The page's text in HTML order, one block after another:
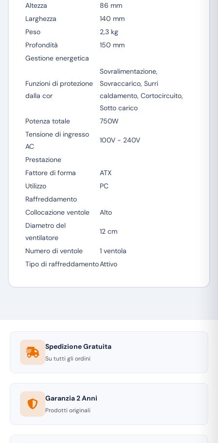
Altezza
86 mm
Larghezza
140 mm
Peso
2,3 kg
Profondità
150 mm
Gestione energetica
Funzioni di protezione
dalla cor
Sovralimentazione,
Sovraccarico, Surri
caldamento, Cortocircuito,
Sotto carico
Potenza totale
750W
Tensione di ingresso
AC
100V - 240V
Prestazione
Fattore di forma
ATX
Utilizzo
PC
Raffreddamento
Collocazione ventole
Alto
Diametro del
ventilatore
12 cm
Numero di ventole
1 ventola
Tipo di raffreddamentoAttivo
Spedizione Gratuita
Su tutti gli ordini
Garanzia 2 Anni
Prodotti originali